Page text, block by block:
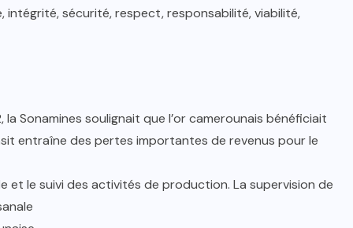
intégrité, sécurité, respect, responsabilité, viabilité,
Sonamines soulignait que l’or camerounais bénéficiait
entraîne des pertes importantes de revenus pour le
et le suivi des activités de production. La supervision de